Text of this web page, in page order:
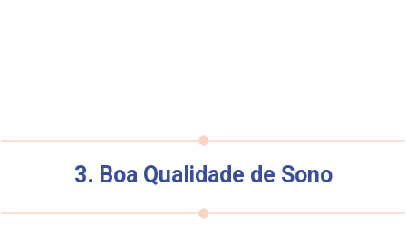
3. Boa Qualidade de Sono